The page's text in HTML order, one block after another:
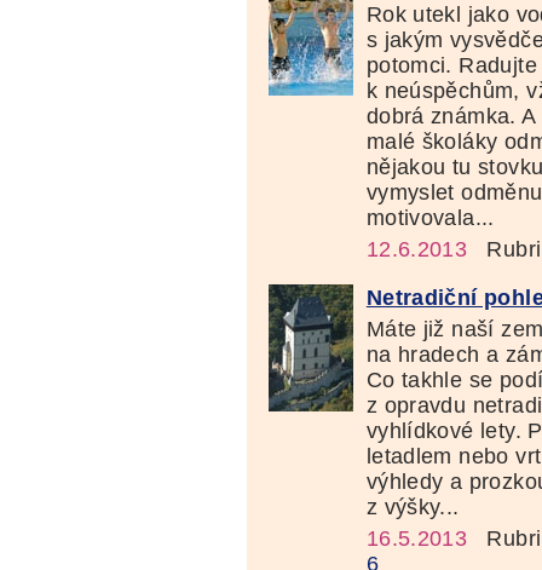
Rok utekl jako
s jakým
potomci.
k neúspěchům,
dobrá známka.
malé školáky
nějakou tu
vymyslet
motivovala...
12.6.2013
Netradiční
Máte již naší
na hradech a
Co takhle se
z opravdu
vyhlídkové lety.
letadlem nebo
výhledy a
z výšky...
16.5.2013
6